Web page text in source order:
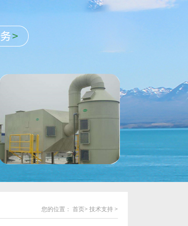
您的位置： 首页> 技术支持 >